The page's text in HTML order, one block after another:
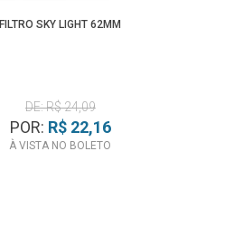
FILTRO SKY LIGHT 62MM
DE: R$ 24,09
POR: R$ 22,16
À VISTA NO BOLETO